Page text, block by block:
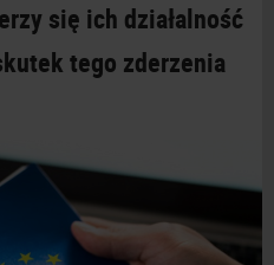
się ich działalność
tego zderzenia